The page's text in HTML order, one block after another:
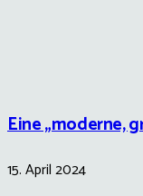
Eine „moderne,
15. April 2024